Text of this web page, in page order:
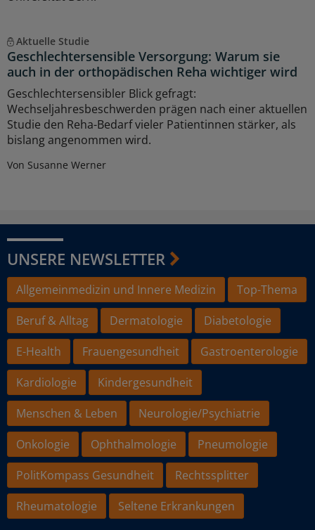
Aktuelle Studie
Geschlechtersensible Versorgung: Warum sie
auch in der orthopädischen Reha wichtiger wird
Geschlechtersensibler Blick gefragt:
Wechseljahresbeschwerden prägen nach einer aktuellen
Studie den Reha-Bedarf vieler Patientinnen stärker, als
bislang angenommen wird.
Von Susanne Werner
UNSERE NEWSLETTER
Allgemeinmedizin und Innere Medizin
Top-Thema
Beruf & Alltag
Dermatologie
Diabetologie
E-Health
Frauengesundheit
Gastroenterologie
Kardiologie
Kindergesundheit
Menschen & Leben
Neurologie/Psychiatrie
Onkologie
Ophthalmologie
Pneumologie
PolitKompass Gesundheit
Rechtssplitter
Rheumatologie
Seltene Erkrankungen